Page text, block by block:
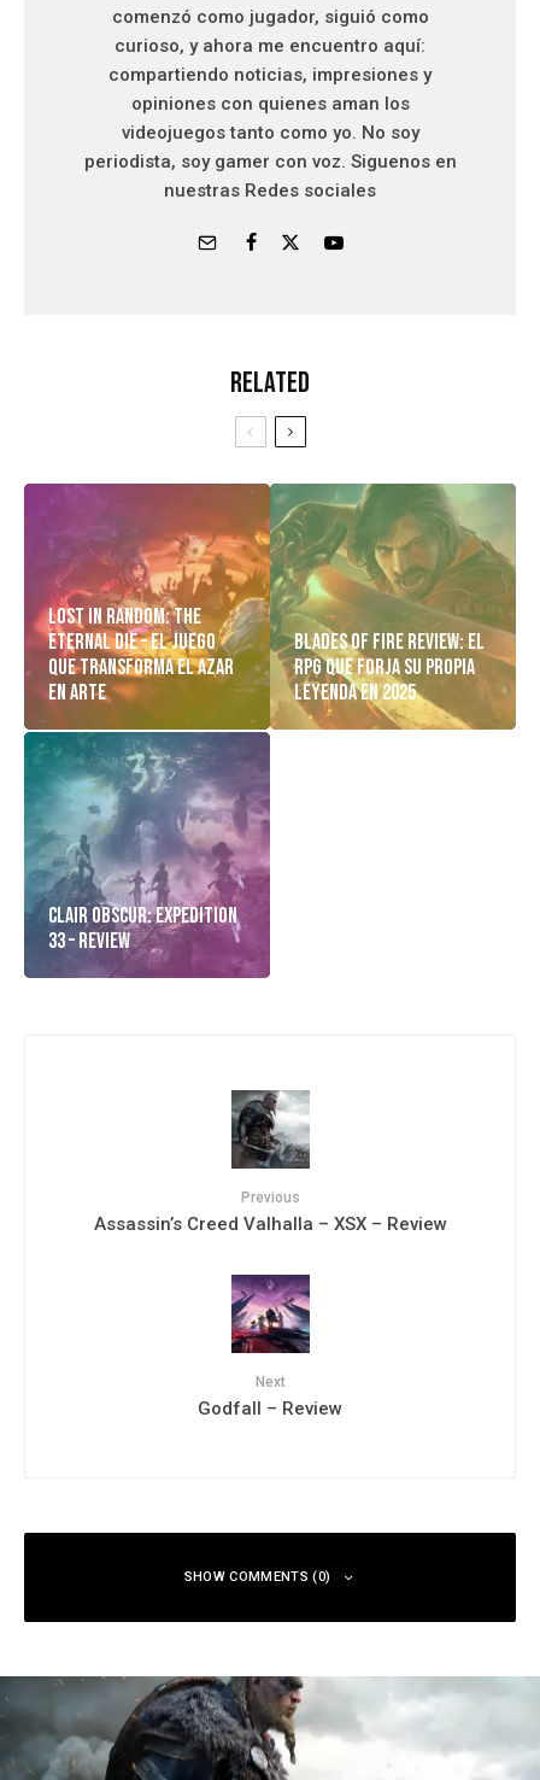
comenzó como jugador, siguió como
curioso, y ahora me encuentro aquí:
compartiendo noticias, impresiones y
opiniones con quienes aman los
videojuegos tanto como yo. No soy
periodista, soy gamer con voz. Siguenos en
nuestras Redes sociales
Related
Lost in Random: The
Eternal Die – El Juego
Que Transforma el Azar
en Arte
Blades of Fire Review: El
RPG Que Forja Su Propia
Leyenda en 2025
Clair Obscur: Expedition
33 – Review
Previous
Assassin’s Creed Valhalla – XSX – Review
Next
Godfall – Review
SHOW COMMENTS (0)